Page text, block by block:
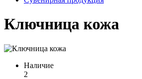
Ключница кожа
Наличие
2